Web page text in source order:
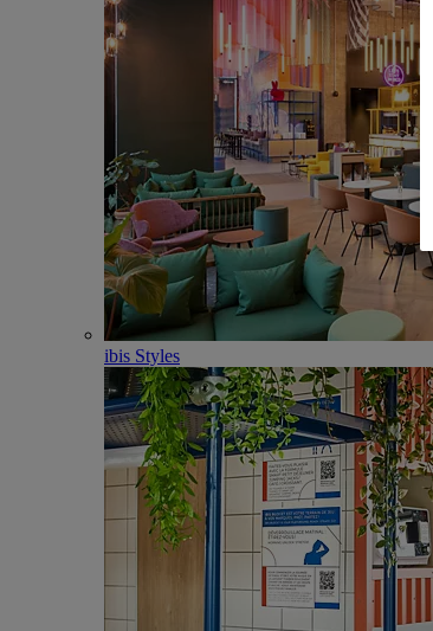
ibis Styles